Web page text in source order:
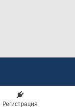
Регистрация